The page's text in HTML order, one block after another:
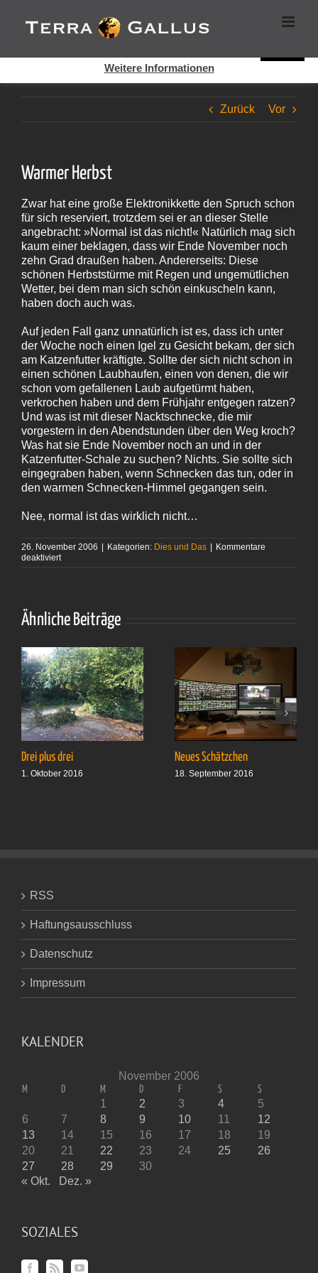
Inhalt
springen
Zurück Vor
Warmer Herbst
Zwar hat eine große Elektronikkette den Spruch schon
für sich reserviert, trotzdem sei er an dieser Stelle
angebracht: »Normal ist das nicht!« Natürlich mag sich
kaum einer beklagen, dass wir Ende November noch
zehn Grad draußen haben. Andererseits: Diese
schönen Herbststürme mit Regen und ungemütlichen
Wetter, bei dem man sich schön einkuscheln kann,
haben doch auch was.
Auf jeden Fall ganz unnatürlich ist es, dass ich unter
der Woche noch einen Igel zu Gesicht bekam, der sich
am Katzenfutter kräftigte. Sollte der sich nicht schon in
einen schönen Laubhaufen, einen von denen, die wir
schon vom gefallenen Laub aufgetürmt haben,
verkrochen haben und dem Frühjahr entgegen ratzen?
Und was ist mit dieser Nacktschnecke, die mir
vorgestern in den Abendstunden über den Weg kroch?
Was hat sie Ende November noch an und in der
Katzenfutter-Schale zu suchen? Nichts. Sie sollte sich
eingegraben haben, wenn Schnecken das tun, oder in
den warmen Schnecken-Himmel gegangen sein.
Nee, normal ist das wirklich nicht…
26. November 2006 | Kategorien: Dies und Das | Kommentare
deaktiviertfür
Ähnliche Beiträge
Drei plus drei
1. Oktober 2016
Neues Schätzchen
18. September 2016
RSS
Haftungsausschluss
Datenschutz
Impressum
KALENDER
November 2006
M D M D F S S
1 2 3 4
5
6
7 8 9 10 11
12
13
14 15 16 17 18
19
20
21 22 23 24 25
26
27
28 29
30
« Okt.
Dez. »
SOZIALES
Cookies helfen auf auf dieser Seite bei der Bereitstellung der
Dienste. Durch die Nutzung dieser Webseite erklären Sie sich
Weitere Informationen